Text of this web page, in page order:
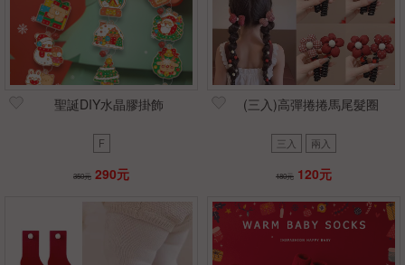
聖誕DIY水晶膠掛飾
F
350元 290元
(三入)高彈捲捲馬尾髮圈
三入 兩入
180元 120元